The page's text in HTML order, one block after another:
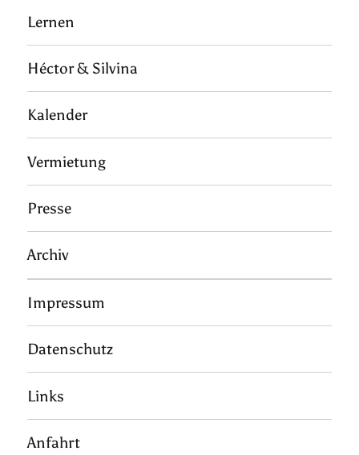
Lernen
Héctor & Silvina
Kalender
Vermietung
Presse
Archiv
Impressum
Datenschutz
Links
Anfahrt